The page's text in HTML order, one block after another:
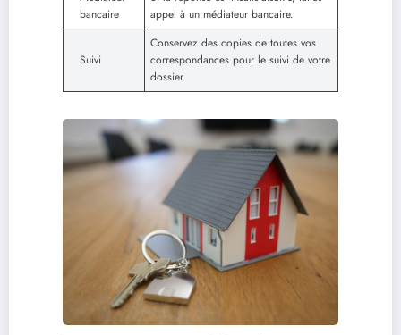
bancaire
appel à un médiateur bancaire.
Suivi
Conservez des copies de toutes vos
correspondances pour le suivi de votre
dossier.